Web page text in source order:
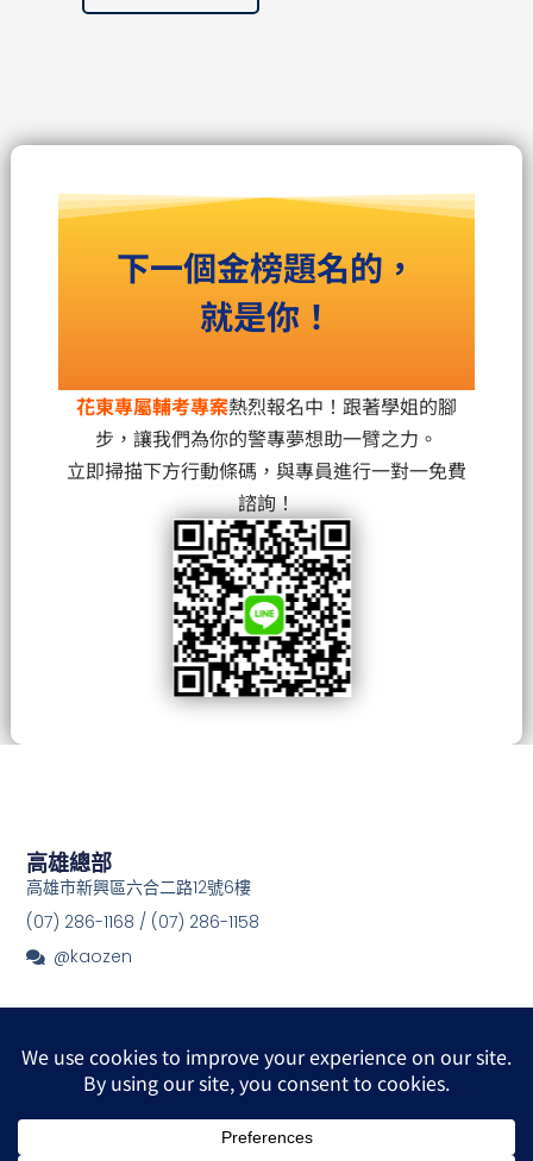
下一個金榜題名的，
就是你！
花東專屬輔考專案熱烈報名中！跟著學姐的腳
步，讓我們為你的警專夢想助一臂之力。
立即掃描下方行動條碼，與專員進行一對一免費
諮詢！
高雄總部
高雄市新興區六合二路12號6樓
(07) 286-1168 / (07) 286-1158
@kaozen